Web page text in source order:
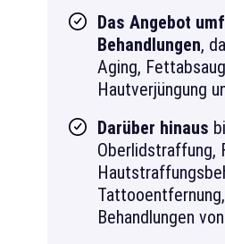
Das Angebot
Behandlungen,
Aging,
Hautverjüngung
Darüber hinaus
Oberlidstraffung,
Behandlungen